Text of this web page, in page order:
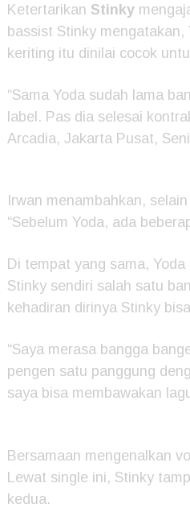
Ketertarikan Stinky
bassist Stinky
keriting itu dinilai cocok
“Sama Yoda sudah lama
label. Pas dia selesai
Arcadia, Jakarta Pusat,
Irwan menambahkan,
“Sebelum Yoda, ada
Di tempat yang sama,
Stinky sendiri salah satu
kehadiran dirinya Stinky
“Saya merasa bangga
pengen satu panggung
saya bisa membawakan
Bersamaan mengenalkan
Lewat single ini, Stinky
kedua.